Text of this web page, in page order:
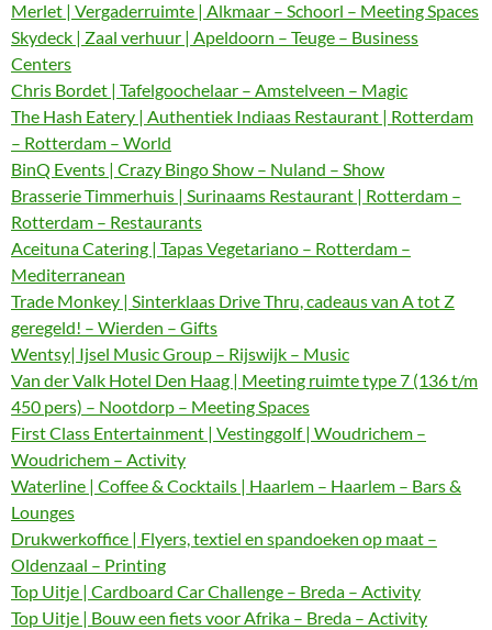
Merlet | Vergaderruimte | Alkmaar – Schoorl – Meeting Spaces
Skydeck | Zaal verhuur | Apeldoorn – Teuge – Business
Centers
Chris Bordet | Tafelgoochelaar – Amstelveen – Magic
The Hash Eatery | Authentiek Indiaas Restaurant | Rotterdam
– Rotterdam – World
BinQ Events | Crazy Bingo Show – Nuland – Show
Brasserie Timmerhuis | Surinaams Restaurant | Rotterdam –
Rotterdam – Restaurants
Aceituna Catering | Tapas Vegetariano – Rotterdam –
Mediterranean
Trade Monkey | Sinterklaas Drive Thru, cadeaus van A tot Z
geregeld! – Wierden – Gifts
Wentsy| Ijsel Music Group – Rijswijk – Music
Van der Valk Hotel Den Haag | Meeting ruimte type 7 (136 t/m
450 pers) – Nootdorp – Meeting Spaces
First Class Entertainment | Vestinggolf | Woudrichem –
Woudrichem – Activity
Waterline | Coffee & Cocktails | Haarlem – Haarlem – Bars &
Lounges
Drukwerkoffice | Flyers, textiel en spandoeken op maat –
Oldenzaal – Printing
Top Uitje | Cardboard Car Challenge – Breda – Activity
Top Uitje | Bouw een fiets voor Afrika – Breda – Activity